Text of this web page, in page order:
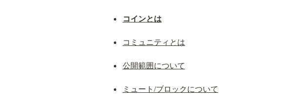
コインとは
コミュニティとは
公開範囲について
ミュート/ブロックについて